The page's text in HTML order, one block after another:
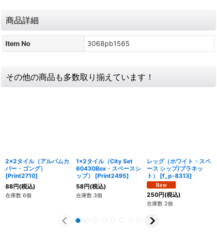
商品詳細
Item No 3068pb1565
その他の商品も多数取り揃えています！
2x2タイル（アルバムカ
バー・ゴング）
[Print2710]
88円(税込)
在庫数 6個
1x2タイル（City Set
60430Box・スペースシ
ップ）
[Print2495]
58円(税込)
在庫数 3個
レッグ（ホワイト・スペ
ース シップ/プラネッ
ト）
[f_p-8313]
250円(税込)
在庫数 2個